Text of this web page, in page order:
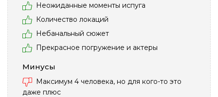
Неожиданные моменты испуга
Количество локаций
Небанальный сюжет
Прекрасное погружение и актеры
Минусы
Максимум 4 человека, но для кого-то это
даже плюс